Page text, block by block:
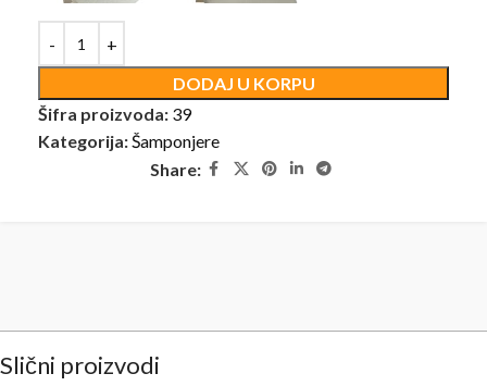
DODAJ U KORPU
Šifra proizvoda: 39
Kategorija:Šamponjere
Share:
Slični proizvodi